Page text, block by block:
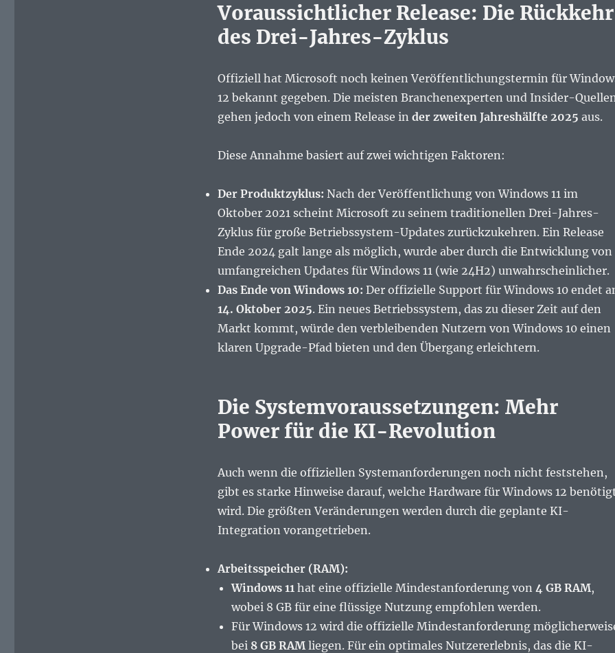
Voraussichtlicher Release: Die Rückkehr
des Drei-Jahres-Zyklus
Offiziell hat Microsoft noch keinen Veröffentlichungstermin für
12 bekannt gegeben. Die meisten Branchenexperten und Insider-
gehen jedoch von einem Release in der zweiten Jahreshälfte 2025 aus.
Diese Annahme basiert auf zwei wichtigen Faktoren:
Der Produktzyklus: Nach der Veröffentlichung von Windows 11 im
Oktober 2021 scheint Microsoft zu seinem traditionellen Drei-Jahres-
Zyklus für große Betriebssystem-Updates zurückzukehren. Ein Release
Ende 2024 galt lange als möglich, wurde aber durch die Entwicklung von
umfangreichen Updates für Windows 11 (wie 24H2) unwahrscheinlicher.
Das Ende von Windows 10: Der offizielle Support für Windows 10 endet
14. Oktober 2025. Ein neues Betriebssystem, das zu dieser Zeit auf den
Markt kommt, würde den verbleibenden Nutzern von Windows 10 einen
klaren Upgrade-Pfad bieten und den Übergang erleichtern.
Die Systemvoraussetzungen: Mehr
Power für die KI-Revolution
Auch wenn die offiziellen Systemanforderungen noch nicht feststehen,
gibt es starke Hinweise darauf, welche Hardware für Windows 12
wird. Die größten Veränderungen werden durch die geplante KI-
Integration vorangetrieben.
Arbeitsspeicher (RAM):
Windows 11hat eine offizielle Mindestanforderung von 4 GB RAM,
wobei 8 GB für eine flüssige Nutzung empfohlen werden.
Für Windows 12 wird die offizielle Mindestanforderung
bei 8 GB RAMliegen. Für ein optimales Nutzererlebnis, das die KI-